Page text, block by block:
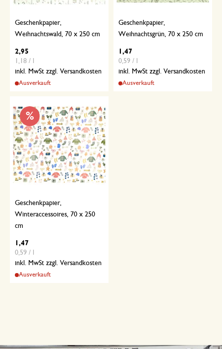
Geschenkpapier,
Weihnachtswald, 70 x 250 cm
2,95
1,18 / l
inkl. MwSt zzgl. Versandkosten
Ausverkauft
Geschenkpapier,
Weihnachtsgrün, 70 x 250 cm
1,47
0,59 / l
inkl. MwSt zzgl. Versandkosten
Ausverkauft
%
Geschenkpapier,
Winteraccessoires, 70 x 250
cm
1,47
0,59 / l
inkl. MwSt zzgl. Versandkosten
Ausverkauft